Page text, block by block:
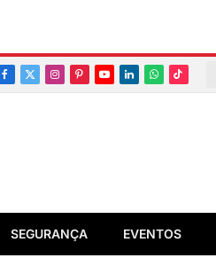
Facebook
X
Instagram
PinterestYouTubeLinkedInWhatsapp
TikTok
SEGURANÇA EVENTOS